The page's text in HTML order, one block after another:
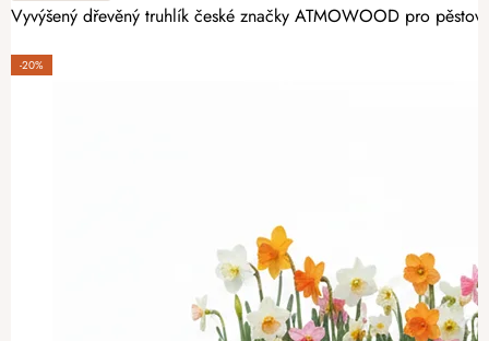
Vyvýšený dřevěný truhlík české značky ATMOWOOD pro
-20%